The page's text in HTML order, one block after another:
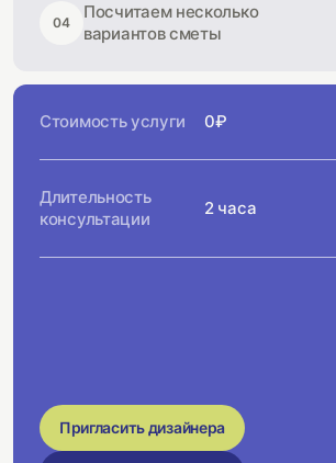
04
Посчитаем несколько
вариантов сметы
Стоимость услуги 0₽
Длительность
консультации
2 часа
Пригласить дизайнера